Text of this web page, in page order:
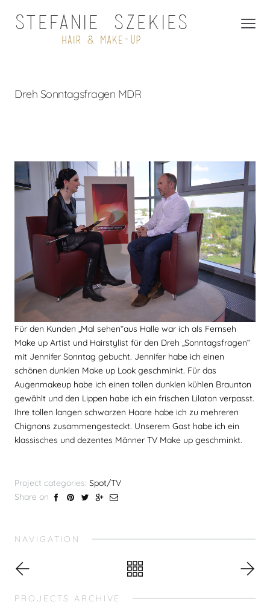
Dreh Sonntagsfragen MDR
Für den Kunden „Mal sehen“aus Halle war ich als Fernseh
Make up Artist und Hairstylist für den Dreh „Sonntagsfragen“
mit Jennifer Sonntag gebucht. Jennifer habe ich einen
schönen dunklen Make up Look geschminkt. Für das
Augenmakeup habe ich einen tollen dunklen kühlen Braunton
gewählt und den Lippen habe ich ein frischen Lilaton verpasst.
Ihre tollen langen schwarzen Haare habe ich zu mehreren
Chignons zusammengesteckt. Unserem Gast habe ich ein
klassisches und dezentes Männer TV Make up geschminkt.
Project categories:Spot/TV
Share on
NAVIGATION
PROJECTS ARCHIVE